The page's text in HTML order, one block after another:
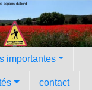
copains d'abord
importantes
contact